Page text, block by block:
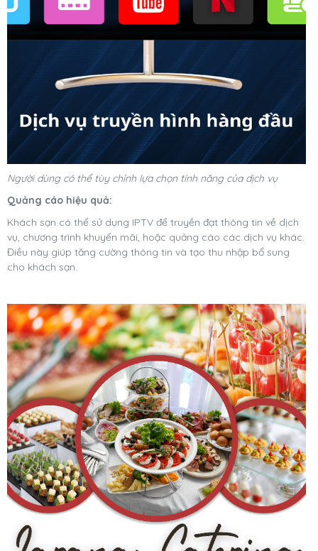
Người dùng có thể tùy chỉnh lựa chọn tính năng của dịch vụ
Quảng cáo hiệu quả:
Khách sạn có thể sử dụng IPTV để truyền đạt thông tin về dịch
vụ, chương trình khuyến mãi, hoặc quảng cáo các dịch vụ khác.
Điều này giúp tăng cường thông tin và tạo thu nhập bổ sung
cho khách sạn.